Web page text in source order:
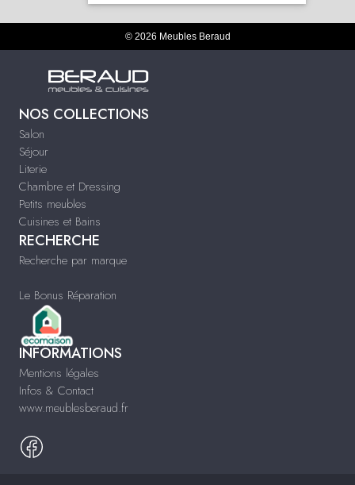
© 2026 Meubles Beraud
NOS COLLECTIONS
Salon
Séjour
Literie
Chambre et Dressing
Petits meubles
Cuisines et Bains
RECHERCHE
Recherche par marque
Le Bonus Réparation
INFORMATIONS
Mentions légales
Infos & Contact
www.meublesberaud.fr